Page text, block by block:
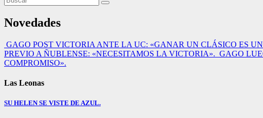
Novedades
GAGO POST VICTORIA ANTE LA UC: «GANAR UN CLÁSICO ES
PREVIO A ÑUBLENSE: «NECESITAMOS LA VICTORIA». GAGO
COMPROMISO».
Las Leonas
SU HELEN SE VISTE DE AZUL.